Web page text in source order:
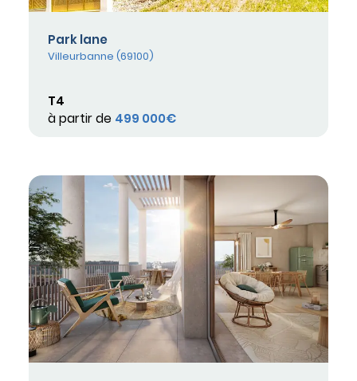
Park lane
Villeurbanne (69100)
T4
à partir de 499 000€